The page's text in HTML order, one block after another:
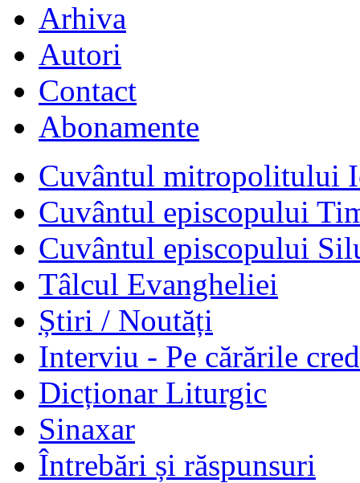
Arhiva
Autori
Contact
Abonamente
Cuvântul mitropolitului
Cuvântul episcopului
Cuvântul episcopului
Tâlcul Evangheliei
Știri / Noutăți
Interviu - Pe cărările
Dicționar Liturgic
Sinaxar
Întrebări și răspunsuri